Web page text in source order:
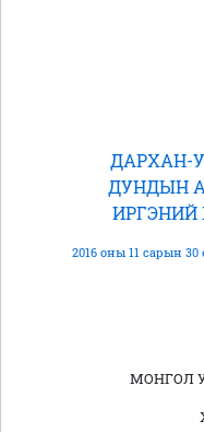
ДАРХАН-
ДУНДЫН
ИРГЭНИЙ
2016 оны 11 сарын 30
МОНГОЛ